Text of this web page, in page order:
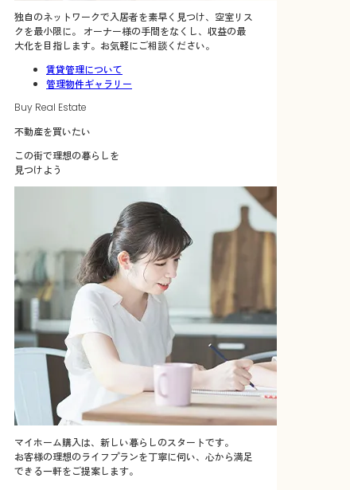
独自のネットワークで入居者を素早く見つけ、空室リス
クを最小限に。 オーナー様の手間をなくし、収益の最
大化を目指します。お気軽にご相談ください。
賃貸管理について
管理物件ギャラリー
Buy Real Estate
不動産を買いたい
この街で理想の暮らしを
見つけよう
マイホーム購入は、新しい暮らしのスタートです。
お客様の理想のライフプランを丁寧に伺い、心から満足
できる一軒をご提案します。